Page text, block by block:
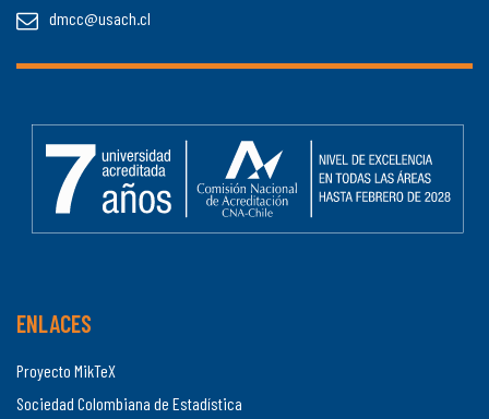
dmcc@usach.cl
ENLACES
Proyecto MikTeX
Sociedad Colombiana de Estadística